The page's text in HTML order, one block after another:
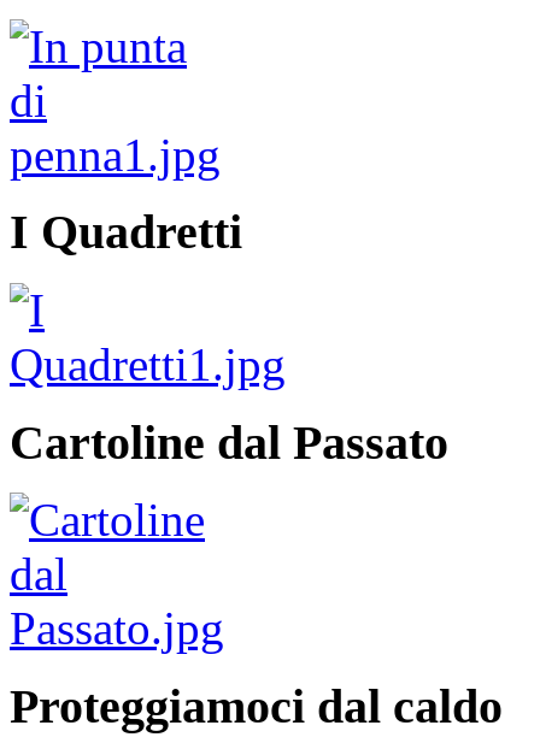
I Quadretti
Cartoline dal Passato
Proteggiamoci dal caldo